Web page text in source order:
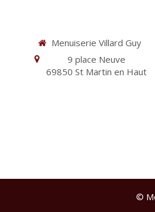
Menuiserie Villard Guy
9 place Neuve
69850 St Martin en Haut
©